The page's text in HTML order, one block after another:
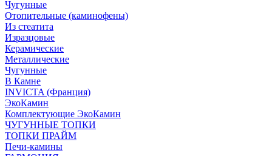
Чугунные
Отопительные (каминофены)
Из стеатита
Изразцовые
Керамические
Металлические
Чугунные
В Камне
INVICTA (Франция)
ЭкоКамин
Комплектующие ЭкоКамин
ЧУГУННЫЕ ТОПКИ
ТОПКИ ПРАЙМ
Печи-камины